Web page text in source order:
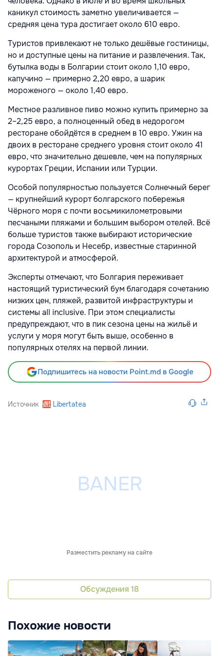
каникул стоимость заметно увеличивается —
средняя цена тура достигает около 610 евро.
Туристов привлекают не только дешёвые гостиницы,
но и доступные цены на питание и развлечения. Так,
бутылка воды в Болгарии стоит около 1,10 евро,
капучино — примерно 2,20 евро, а шарик
мороженого — около 1,40 евро.
Местное разливное пиво можно купить примерно за
2–2,25 евро, а полноценный обед в недорогом
ресторане обойдётся в среднем в 10 евро. Ужин на
двоих в ресторане среднего уровня стоит около 41
евро, что значительно дешевле, чем на популярных
курортах Греции, Испании или Турции.
Особой популярностью пользуется Солнечный берег
— крупнейший курорт болгарского побережья
Чёрного моря с почти восьмикилометровыми
песчаными пляжами и большим выбором отелей. Всё
больше туристов также выбирают исторические
города Созополь и Несебр, известные старинной
архитектурой и атмосферой.
Эксперты отмечают, что Болгария переживает
настоящий туристический бум благодаря сочетанию
низких цен, пляжей, развитой инфраструктуры и
системы all inclusive. При этом специалисты
предупреждают, что в пик сезона цены на жильё и
услуги у моря могут быть выше, особенно в
популярных отелях на первой линии.
Подпишитесь на новости Point.md в Google
Источник Libertatea
Разместить рекламу на сайте
Обсуждения 18
Похожие новости